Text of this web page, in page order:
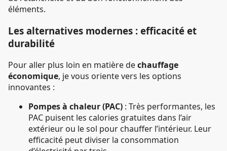
éléments.
Les alternatives modernes : efficacité et
durabilité
Pour aller plus loin en matière dechauffage
économique, je vous oriente vers les options
innovantes :
Pompes à chaleur (PAC) : Très performantes, les
PAC puisent les calories gratuites dans l’air
extérieur ou le sol pour chauffer l’intérieur. Leur
efficacité peut diviser la consommation